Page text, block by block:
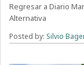
Regresar a Diario
Alternativa
Posted by: Silvio